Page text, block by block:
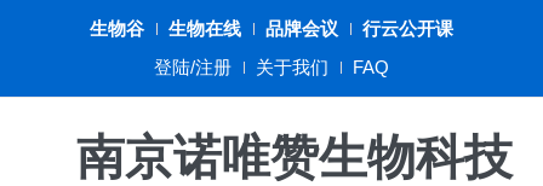
生物谷 生物在线 品牌会议
行云公开课
登陆/注册
关于我们 FAQ
南京诺唯赞生物科技